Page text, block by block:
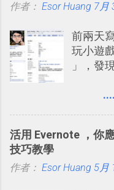
你」的
標籤在
相片圖
審查」
鴉牆上
作者： Esor Huang 7月
前兩天
玩小遊
」，發
有趣的
哪張相
活用 Evernote ，你
技巧教學
作者： Esor Huang 5月